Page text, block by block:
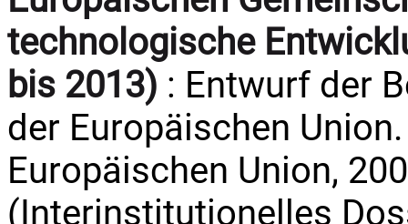
technologische
bis 2013) : Entwurf der
der Europäischen
Europäischen Union,
(Interinstitutionelles